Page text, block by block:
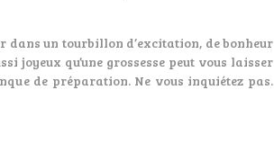
dans un tourbillon d’excitation, de bonheur
joyeux qu’une grossesse peut vous laisser
de préparation. Ne vous inquiétez pas.